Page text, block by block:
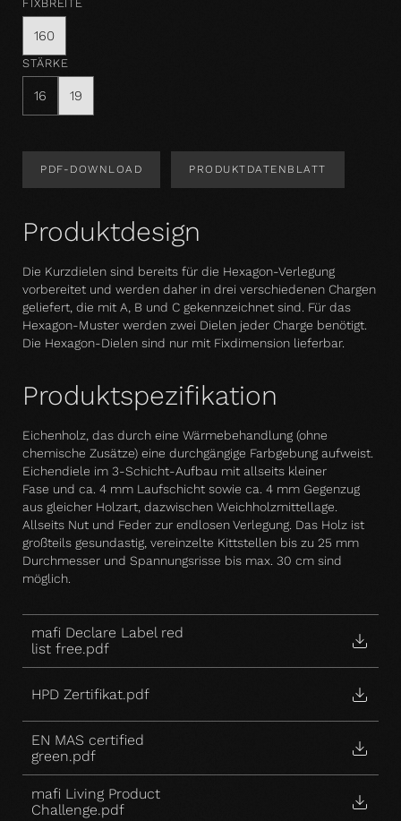
FIXBREITE
160
STÄRKE
16 19
PDF-DOWNLOAD PRODUKTDATENBLATT
Produktdesign
Die Kurzdielen sind bereits für die Hexagon-Verlegung
vorbereitet und werden daher in drei verschiedenen Chargen
geliefert, die mit A, B und C gekennzeichnet sind. Für das
Hexagon-Muster werden zwei Dielen jeder Charge benötigt.
Die Hexagon-Dielen sind nur mit Fixdimension lieferbar.
Produktspezifikation
Eichenholz, das durch eine Wärmebehandlung (ohne
chemische Zusätze) eine durchgängige Farbgebung aufweist.
Eichendiele im 3-Schicht-Aufbau mit allseits kleiner
Fase und ca. 4 mm Laufschicht sowie ca. 4 mm Gegenzug
aus gleicher Holzart, dazwischen Weichholzmittellage.
Allseits Nut und Feder zur endlosen Verlegung. Das Holz ist
großteils gesundastig, vereinzelte Kittstellen bis zu 25 mm
Durchmesser und Spannungsrisse bis max. 30 cm sind
möglich.
mafi Declare Label red
list free.pdf
HPD Zertifikat.pdf
EN MAS certified
green.pdf
mafi Living Product
Challenge.pdf